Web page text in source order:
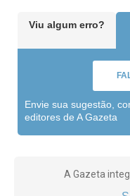
Viu algum erro?
Envie sua sugestão,
editores de A Gazeta
A Gazeta